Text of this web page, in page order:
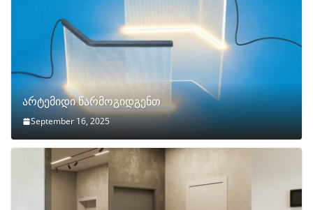
არტემიდი წარმოგიდგენთ
September 16, 2025